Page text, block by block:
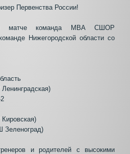
Первенства России!
матче команда МВА СШОР
Нижегородской области со
Зеленоград)
и родителей с высокими